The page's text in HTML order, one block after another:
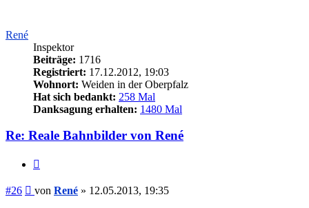
René
Inspektor
Beiträge: 1716
Registriert: 17.12.2012, 19:03
Wohnort: Weiden in der Oberpfalz
Hat sich bedankt: 258 Mal
Danksagung erhalten: 1480 Mal
Re: Reale Bahnbilder von René
#26 Beitrag
von René » 12.05.2013, 19:35